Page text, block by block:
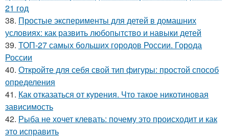
21 год
38. Простые эксперименты для детей в домашних
условиях: как развить любопытство и навыки детей
39. ТОП-27 самых больших городов России. Города
России
40. Откройте для себя свой тип фигуры: простой способ
определения
41. Как отказаться от курения. Что такое никотиновая
зависимость
42. Рыба не хочет клевать: почему это происходит и как
это исправить